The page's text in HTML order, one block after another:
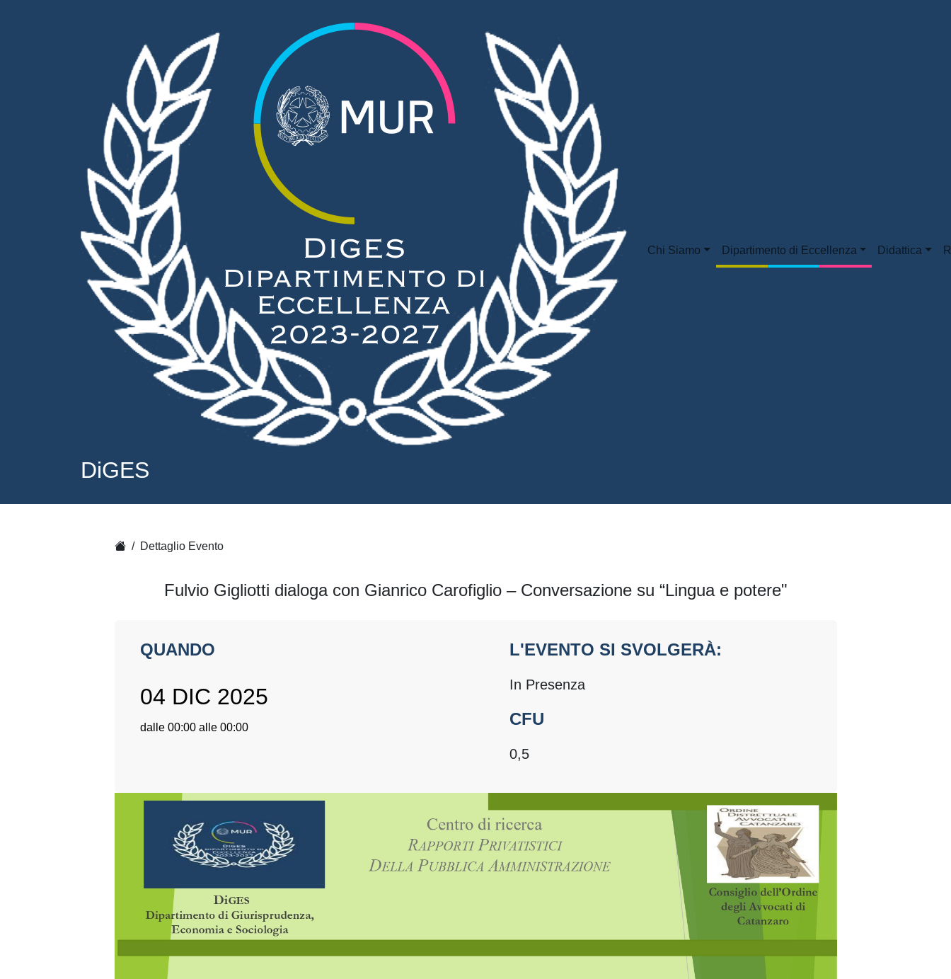
DiGES
Chi Siamo Dipartimento di Eccellenza Didattica
Dettaglio Evento
Fulvio Gigliotti dialoga con Gianrico Carofiglio – Conversazione su “Lingua e potere"
QUANDO
04 DIC 2025
dalle 00:00 alle 00:00
L'EVENTO SI SVOLGERÀ:
In Presenza
CFU
0,5